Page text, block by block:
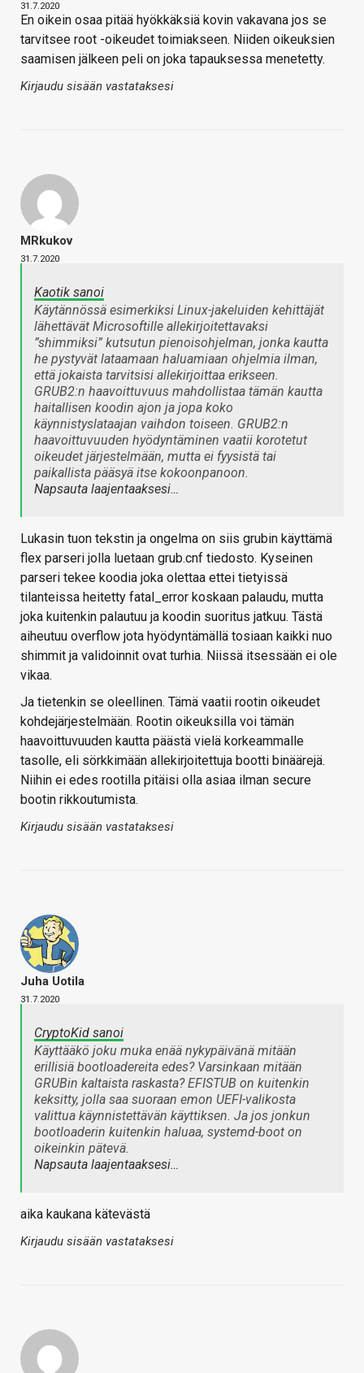
31.7.2020
En oikein osaa pitää hyökkäksiä kovin vakavana jos se
tarvitsee root -oikeudet toimiakseen. Niiden oikeuksien
saamisen jälkeen peli on joka tapauksessa menetetty.
Kirjaudu sisään vastataksesi
MRkukov
31.7.2020
Kaotik sanoi
Käytännössä esimerkiksi Linux-jakeluiden kehittäjät
lähettävät Microsoftille allekirjoitettavaksi
”shimmiksi” kutsutun pienoisohjelman, jonka kautta
he pystyvät lataamaan haluamiaan ohjelmia ilman,
että jokaista tarvitsisi allekirjoittaa erikseen.
GRUB2:n haavoittuvuus mahdollistaa tämän kautta
haitallisen koodin ajon ja jopa koko
käynnistyslataajan vaihdon toiseen. GRUB2:n
haavoittuvuuden hyödyntäminen vaatii korotetut
oikeudet järjestelmään, mutta ei fyysistä tai
paikallista pääsyä itse kokoonpanoon.
Napsauta laajentaaksesi…
Lukasin tuon tekstin ja ongelma on siis grubin käyttämä
flex parseri jolla luetaan grub.cnf tiedosto. Kyseinen
parseri tekee koodia joka olettaa ettei tietyissä
tilanteissa heitetty fatal_error koskaan palaudu, mutta
joka kuitenkin palautuu ja koodin suoritus jatkuu. Tästä
aiheutuu overflow jota hyödyntämällä tosiaan kaikki nuo
shimmit ja validoinnit ovat turhia. Niissä itsessään ei ole
vikaa.
Ja tietenkin se oleellinen. Tämä vaatii rootin oikeudet
kohdejärjestelmään. Rootin oikeuksilla voi tämän
haavoittuvuuden kautta päästä vielä korkeammalle
tasolle, eli sörkkimään allekirjoitettuja bootti binäärejä.
Niihin ei edes rootilla pitäisi olla asiaa ilman secure
bootin rikkoutumista.
Kirjaudu sisään vastataksesi
Juha Uotila
31.7.2020
CryptoKid sanoi
Käyttääkö joku muka enää nykypäivänä mitään
erillisiä bootloadereita edes? Varsinkaan mitään
GRUBin kaltaista raskasta? EFISTUB on kuitenkin
keksitty, jolla saa suoraan emon UEFI-valikosta
valittua käynnistettävän käyttiksen. Ja jos jonkun
bootloaderin kuitenkin haluaa, systemd-boot on
oikeinkin pätevä.
Napsauta laajentaaksesi…
aika kaukana kätevästä
Kirjaudu sisään vastataksesi